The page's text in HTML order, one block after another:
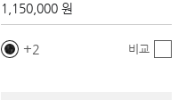
1,150,000 원
2 비교